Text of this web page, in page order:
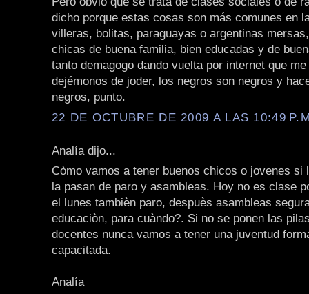
dicho porque estas cosas son más comunes en
villeras, bolitas, paraguayas o argentinas
chicas de buena familia, bien educadas y de
tanto demagogo dando vuelta por internet que
dejémonos de joder, los negros son negros y
negros, punto.
22 DE OCTUBRE DE 2009 A LAS 10:49
Analía dijo...
Còmo vamos a tener buenos chicos o jovenes si
la pasan de paro y asambleas. Hoy no es clase
el lunes tambièn paro, despuès asambleas
educaciòn, para cuàndo?. Si no se ponen las
docentes nunca vamos a tener una juventud
capacitada.
Analía